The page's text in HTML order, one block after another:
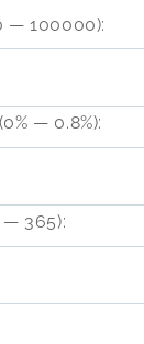
— 100000):
— 0.8%):
365):